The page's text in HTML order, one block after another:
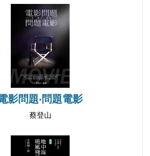
趣味無窮。
是Under the Tuscan Sun（二○○
，所以我沒有看。講的是女主角婚
的故事。在學院裡討論這個專題，
論述著手，引經據典，找出一大堆
論支撐。但是李白楊的出發點是家
平凡不過的女性主體，她把女人分
和「不ＡＡ治家女」兩類，妙語如
散文集的特色。也許會有人認為作
影問題‧問題電影
蔡登山